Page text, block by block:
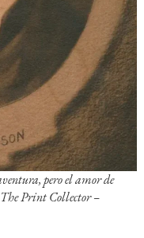
pero el amor de
The Print Collector –